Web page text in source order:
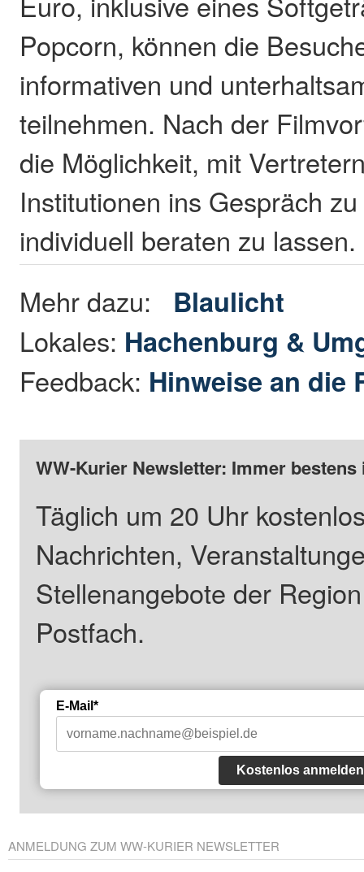
Popcorn, können die
informativen und
teilnehmen. Nach der
die Möglichkeit, mit
Institutionen ins Gespräch
individuell beraten zu
Mehr dazu: Blaulicht
Lokales: Hachenburg &
Feedback: Hinweise an die
WW-Kurier Newsletter: Immer
Täglich um 20 Uhr
Nachrichten,
Stellenangebote der
Postfach.
E-Mail*
Kostenlos anmelden
ANMELDUNG ZUM WW-KURIER NEWSLETTER